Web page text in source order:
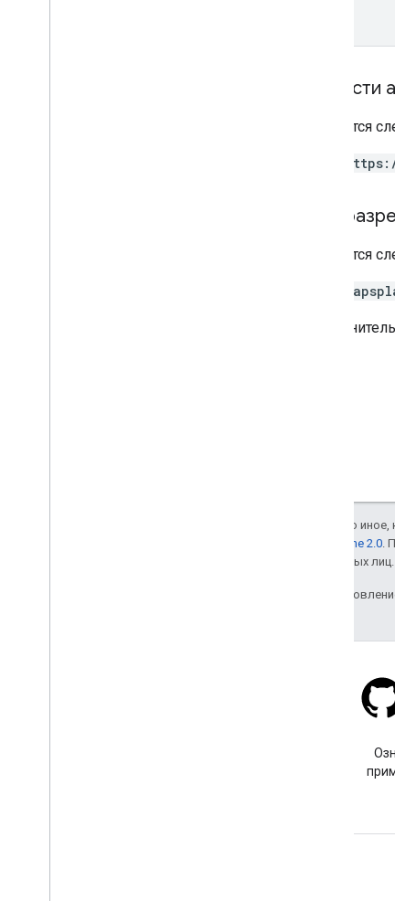
Области
Требуется
IAM-
Требуется
Если не указано
лицензии Apache 2.0 .
аффилированных лиц.
Последнее